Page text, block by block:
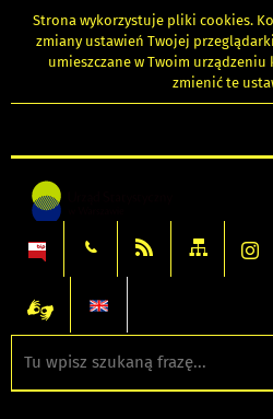
Strona wykorzystuje pliki cookies.
zmiany ustawień Twojej
umieszczane w Twoim urządzeniu
zmienić te